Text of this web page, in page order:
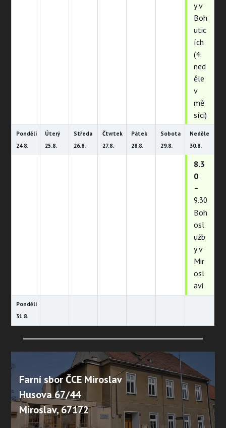
y v
Boh
utic
ích
(4.
ned
ěle
v
mě
síci)
Pondělí
24.8.
Úterý
25.8.
Středa
26.8.
Čtvrtek
27.8.
Pátek
28.8.
Sobota
29.8.
Neděle
30.8.
8.3
0
–
9.30
Boh
osl
užb
y v
Mir
osl
avi
Pondělí
31.8.
Farní sbor ČCE Miroslav
Husova 67/44
Miroslav, 67172